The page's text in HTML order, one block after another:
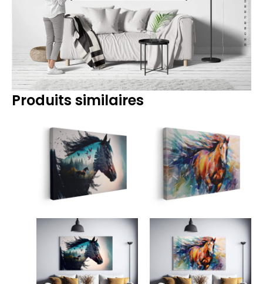
Produits similaires
prix :
14.90€
à
219.90€
prix :
14.90€
à
219.90€